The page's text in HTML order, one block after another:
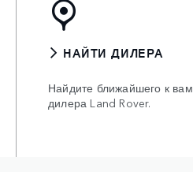
НАЙТИ ДИЛЕРА
Найдите ближайшего к вам
дилера Land Rover.